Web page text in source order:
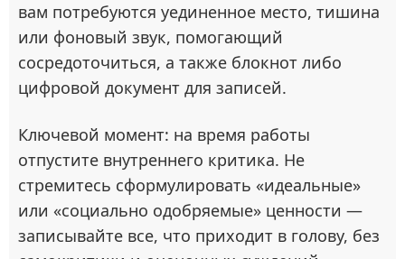
вам потребуются уединенное место, тишина
или фоновый звук, помогающий
сосредоточиться, а также блокнот либо
цифровой документ для записей.
Ключевой момент: на время работы
отпустите внутреннего критика. Не
стремитесь сформулировать «идеальные»
или «социально одобряемые» ценности —
записывайте все, что приходит в голову, без